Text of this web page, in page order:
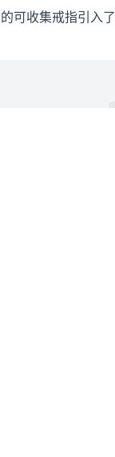
可收集戒指引入了